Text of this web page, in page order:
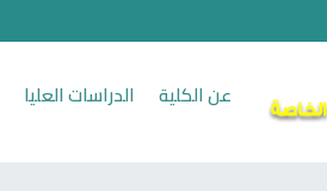
عن الكلية الدراسات العليا